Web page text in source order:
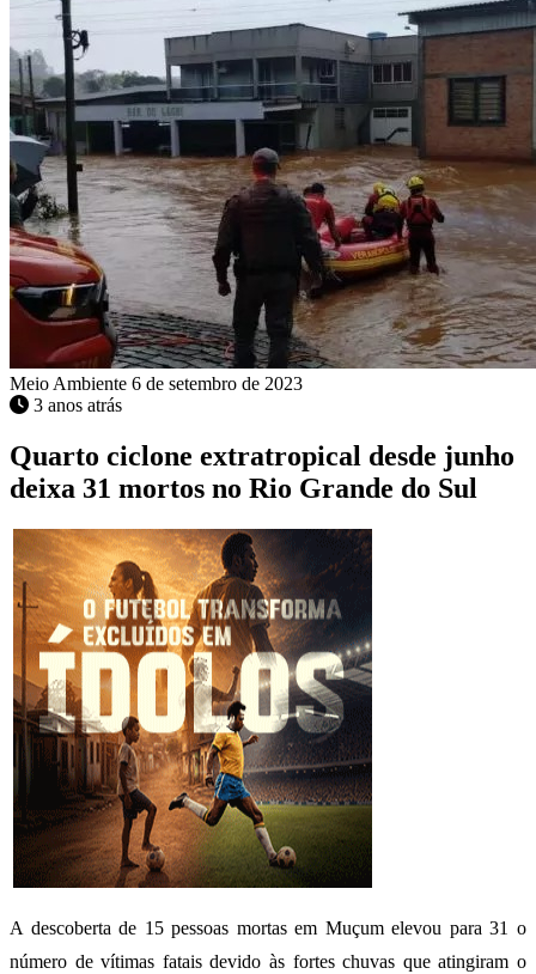
Meio Ambiente 6 de setembro de 2023
3 anos atrás
Quarto ciclone extratropical desde junho
deixa 31 mortos no Rio Grande do Sul
A descoberta de 15 pessoas mortas em Muçum elevou para 31 o
número de vítimas fatais devido às fortes chuvas que atingiram o